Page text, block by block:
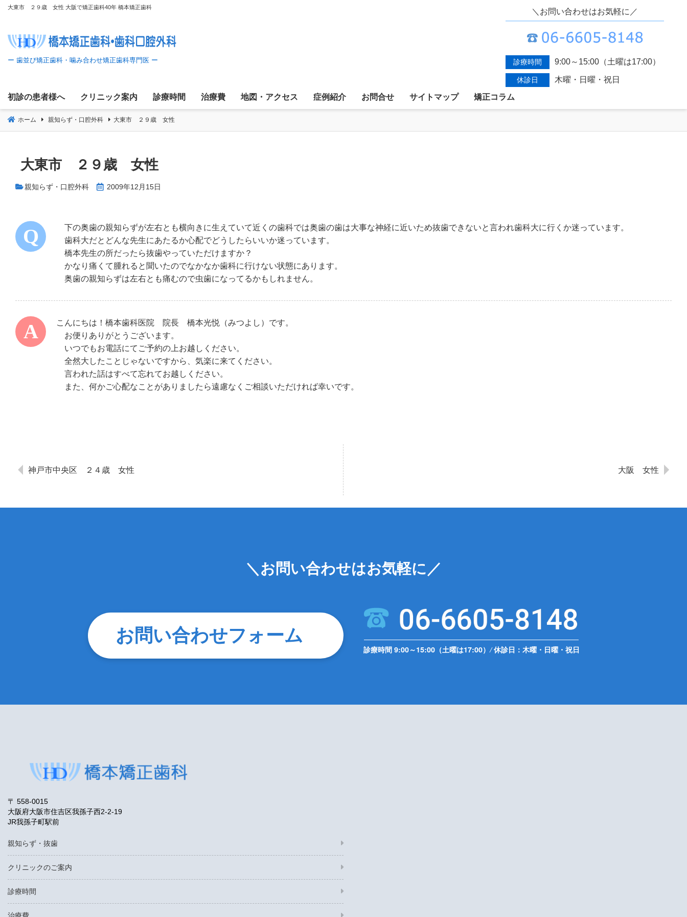
大東市 ２９歳 女性 大阪で矯正歯科40年 橋本矯正歯科 ＼お問い合わせはお気軽に／
診療時間 9:00～15:00（土曜は17:00）
休診日 木曜・日曜・祝日
初診の患者様へ クリニック案内 診療時間 治療費 地図・アクセス 症例紹介 お問合せ サイトマップ 矯正コラム
ホーム 親知らず・口腔外科 大東市 ２９歳 女性
大東市 ２９歳 女性
親知らず・口腔外科 2009年12月15日
下の奥歯の親知らずが左右とも横向きに生えていて近くの歯科では奥歯の歯は大事な神経に近いため抜歯できないと言われ歯科大に行くか迷っています。
歯科大だとどんな先生にあたるか心配でどうしたらいいか迷っています。
橋本先生の所だったら抜歯やっていただけますか？
かなり痛くて腫れると聞いたのでなかなか歯科に行けない状態にあります。
奥歯の親知らずは左右とも痛むので虫歯になってるかもしれません。
こんにちは！橋本歯科医院 院長 橋本光悦（みつよし）です。
お便りありがとうございます。
いつでもお電話にてご予約の上お越しください。
全然大したことじゃないですから、気楽に来てください。
言われた話はすべて忘れてお越しください。
また、何かご心配なことがありましたら遠慮なくご相談いただければ幸いです。
神戸市中央区 ２４歳 女性 大阪 女性
＼お問い合わせはお気軽に／
お問い合わせフォーム
診療時間 9:00～15:00（土曜は17:00） /休診日：木曜・日曜・祝日
〒 558-0015
大阪府大阪市住吉区我孫子西2-2-19
JR我孫子町駅前
親知らず・抜歯
クリニックのご案内
診療時間